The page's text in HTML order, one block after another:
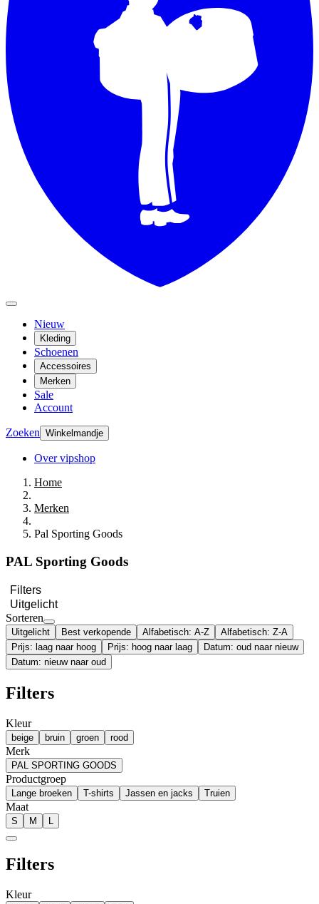
Nieuw
Kleding
Schoenen
Accessoires
Merken
Sale
Account
Zoeken Winkelmandje
Over vipshop
Home
Merken
Pal Sporting Goods
PAL Sporting Goods
Filters
Uitgelicht
Sorteren
Uitgelicht Best verkopende Alfabetisch: A-Z
Alfabetisch: Z-A
Prijs: laag naar hoog
Prijs: hoog naar laag
Datum: oud naar nieuw
Datum: nieuw naar oud
Filters
Kleur
beige bruin groen rood
Merk
PAL SPORTING GOODS
Productgroep
Lange broeken T-shirts Jassen en jacks Truien
Maat
S M L
Filters
Kleur